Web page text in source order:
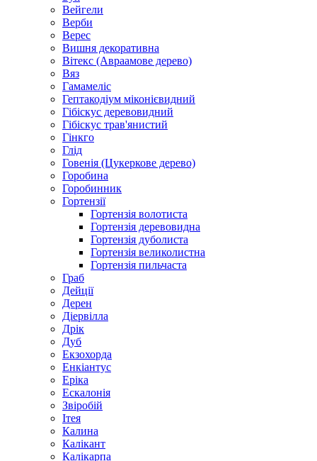
Вейгели
Верби
Верес
Вишня декоративна
Вітекс (Авраамове дерево)
Вяз
Гамамеліс
Гептакодіум міконієвидний
Гібіскус деревовидний
Гібіскус трав'янистий
Гінкго
Глід
Говенія (Цукеркове дерево)
Горобина
Горобинник
Гортензії
Гортензія волотиста
Гортензія деревовидна
Гортензія дуболиста
Гортензія великолистна
Гортензія пильчаста
Граб
Дейції
Дерен
Діервілла
Дрік
Дуб
Екзохорда
Енкіантус
Еріка
Ескалонія
Звіробій
Ітея
Калина
Калікант
Калікарпа